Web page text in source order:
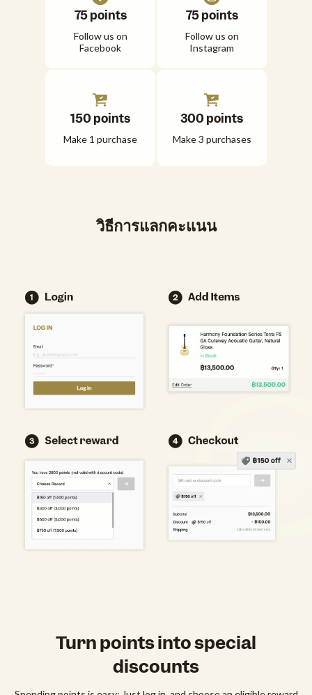
75 points
Follow us on
Facebook
75 points
Follow us on
Instagram
150 points
Make 1 purchase
300 points
Make 3 purchases
วิธีการแลกคะแนน
Turn points into special
discounts